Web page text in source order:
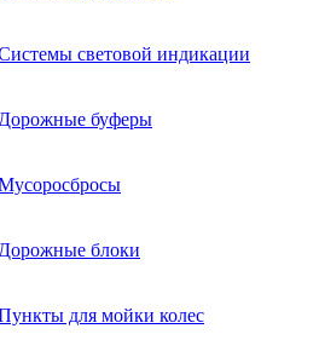
световой индикации
Дорожные буферы
Дорожные блоки
для мойки колес